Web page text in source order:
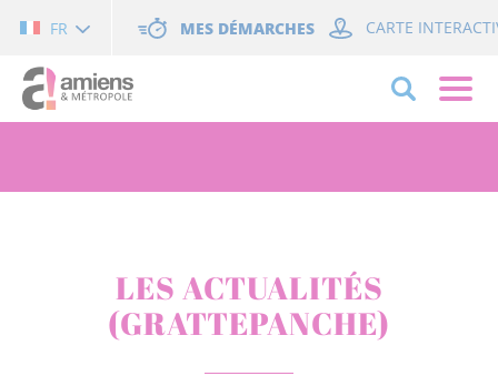
FR MES DÉMARCHES CARTE
LES ACTUALITÉS
(GRATTEPANCHE)